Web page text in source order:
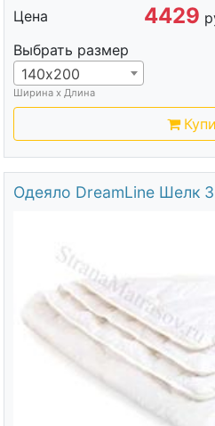
Цена 4429
Выбрать размер
140х200
Ширина х Длина
Одеяло DreamLine Шелк